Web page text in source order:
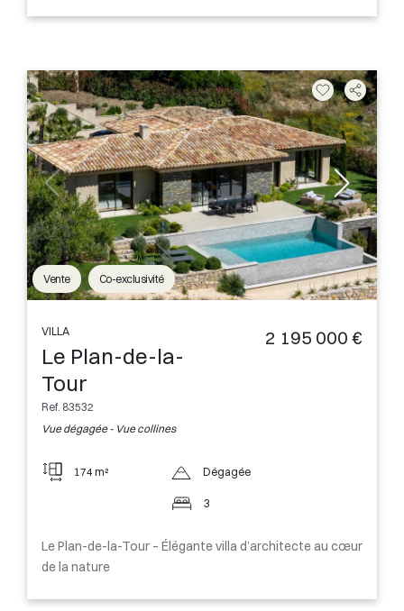
Vente Co-exclusivité
VILLA
Le Plan-de-la-
Tour
Ref. 83532
Vue dégagée - Vue collines
2 195 000 €
174 m² Dégagée
3
Le Plan-de-la-Tour – Élégante villa d’architecte au cœur
de la nature